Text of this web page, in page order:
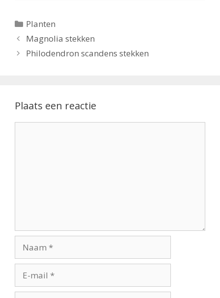
Categorieën
Planten
Magnolia stekken
Philodendron scandens stekken
Plaats een reactie
mail